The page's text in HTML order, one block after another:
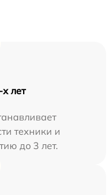
лет
техники и
до 3 лет.